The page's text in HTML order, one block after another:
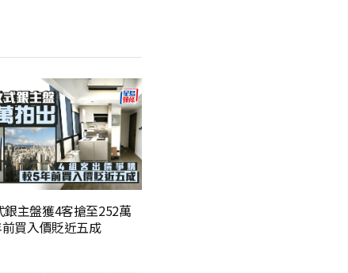
銀主盤獲4客搶至252萬
買入價貶近五成